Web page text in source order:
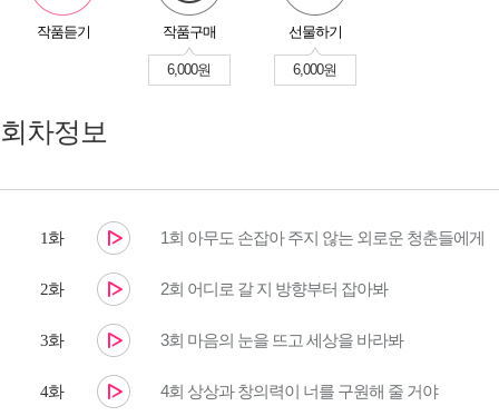
작품듣기 작품구매
6,000원
선물하기
6,000원
회차정보
1화 1회 아무도 손잡아 주지 않는 외로운 청춘들에게
2화 2회 어디로 갈 지 방향부터 잡아봐
3화 3회 마음의 눈을 뜨고 세상을 바라봐
4화 4회 상상과 창의력이 너를 구원해 줄 거야